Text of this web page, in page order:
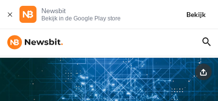
Newsbit
Bekijk in de Google Play store
Bekijk